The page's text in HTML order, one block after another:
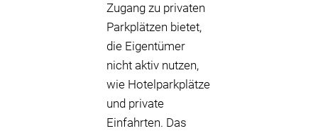
Zugang zu privaten
Parkplätzen bietet,
die Eigentümer
nicht aktiv nutzen,
wie Hotelparkplätze
und private
Einfahrten. Das